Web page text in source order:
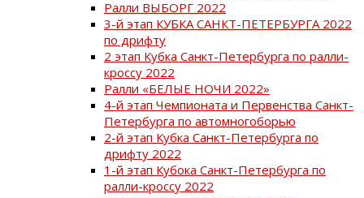
Ралли ВЫБОРГ 2022
3-й этап КУБКА САНКТ-ПЕТЕРБУРГА 2022
по дрифту
2 этап Кубка Санкт-Петербурга по ралли-
кроссу 2022
Ралли «БЕЛЫЕ НОЧИ 2022»
4-й этап Чемпионата и Первенства Санкт-
Петербурга по автомногоборью
2-й этап Кубка Санкт-Петербурга по
дрифту 2022
1-й этап Кубока Санкт-Петербурга по
ралли-кроссу 2022